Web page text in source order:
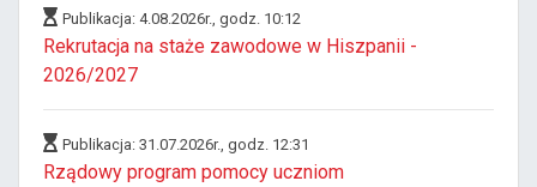
Publikacja: 4.08.2026r., godz. 10:12
Rekrutacja na staże zawodowe w Hiszpanii -
2026/2027
Publikacja: 31.07.2026r., godz. 12:31
Rządowy program pomocy uczniom